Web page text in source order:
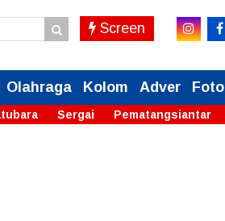
Screen
Olahraga Kolom Adver Foto
Sergai Pematangsiantar